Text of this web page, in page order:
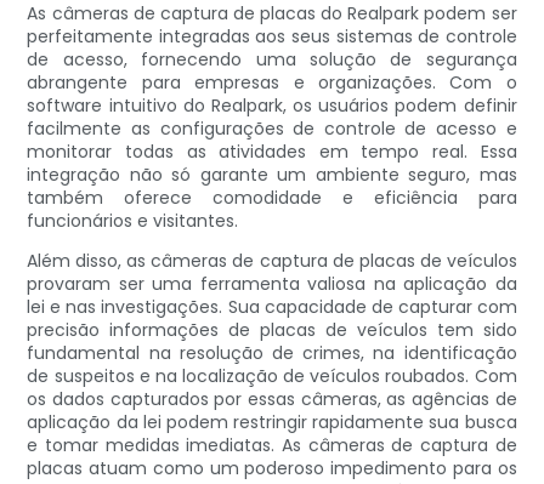
As câmeras de captura de placas do Realpark podem ser
perfeitamente integradas aos seus sistemas de controle
de acesso, fornecendo uma solução de segurança
abrangente para empresas e organizações. Com o
software intuitivo do Realpark, os usuários podem definir
facilmente as configurações de controle de acesso e
monitorar todas as atividades em tempo real. Essa
integração não só garante um ambiente seguro, mas
também oferece comodidade e eficiência para
funcionários e visitantes.
Além disso, as câmeras de captura de placas de veículos
provaram ser uma ferramenta valiosa na aplicação da
lei e nas investigações. Sua capacidade de capturar com
precisão informações de placas de veículos tem sido
fundamental na resolução de crimes, na identificação
de suspeitos e na localização de veículos roubados. Com
os dados capturados por essas câmeras, as agências de
aplicação da lei podem restringir rapidamente sua busca
e tomar medidas imediatas. As câmeras de captura de
placas atuam como um poderoso impedimento para os